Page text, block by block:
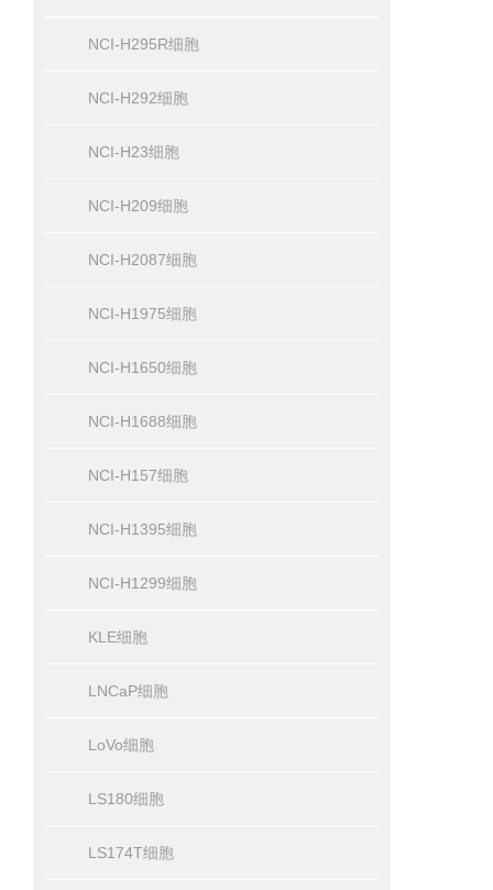
NCI-H295R细胞
NCI-H292细胞
NCI-H23细胞
NCI-H209细胞
NCI-H2087细胞
NCI-H1975细胞
NCI-H1650细胞
NCI-H1688细胞
NCI-H157细胞
NCI-H1395细胞
NCI-H1299细胞
KLE细胞
LNCaP细胞
LoVo细胞
LS180细胞
LS174T细胞